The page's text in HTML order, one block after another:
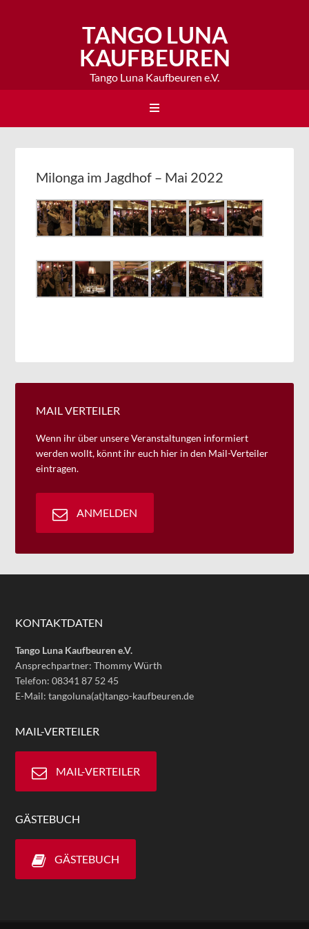
TANGO LUNA
KAUFBEUREN
Tango Luna Kaufbeuren e.V.
Milonga im Jagdhof – Mai 2022
MAIL VERTEILER
Wenn ihr über unsere Veranstaltungen informiert
werden wollt, könnt ihr euch hier in den Mail-Verteiler
eintragen.
ANMELDEN
KONTAKTDATEN
Tango Luna Kaufbeuren e.V.
Ansprechpartner: Thommy Würth
Telefon: 08341 87 52 45
E-Mail: tangoluna(at)tango-kaufbeuren.de
MAIL-VERTEILER
MAIL-VERTEILER
GÄSTEBUCH
GÄSTEBUCH